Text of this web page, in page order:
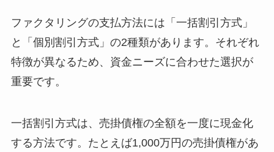
ファクタリングの支払方法には「一括割引方式」
と「個別割引方式」の2種類があります。それぞれ
特徴が異なるため、資金ニーズに合わせた選択が
重要です。
一括割引方式は、売掛債権の全額を一度に現金化
する方法です。たとえば1,000万円の売掛債権があ